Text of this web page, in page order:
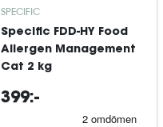
SPECIFIC
Specific FDD-HY Food
Allergen Management
Cat 2 kg
399:-